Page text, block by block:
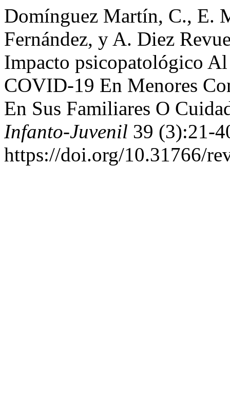
Domínguez Martín, C., E.
Fernández, y A. Diez
Impacto psicopatológico
COVID-19 En Menores
En Sus Familiares O
Infanto-Juvenil 39 (3):21-
https://doi.org/10.31766/